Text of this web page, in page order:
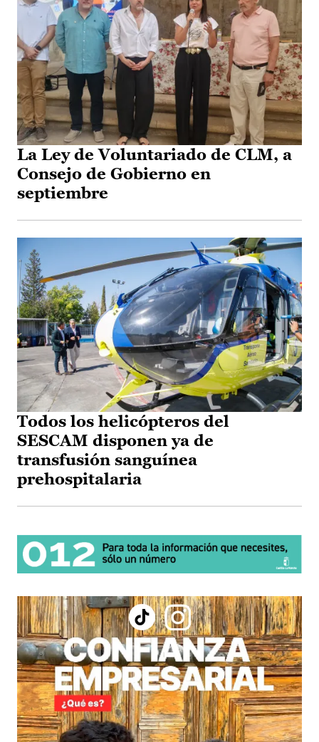
La Ley de Voluntariado de CLM, a
Consejo de Gobierno en
septiembre
Todos los helicópteros del
SESCAM disponen ya de
transfusión sanguínea
prehospitalaria